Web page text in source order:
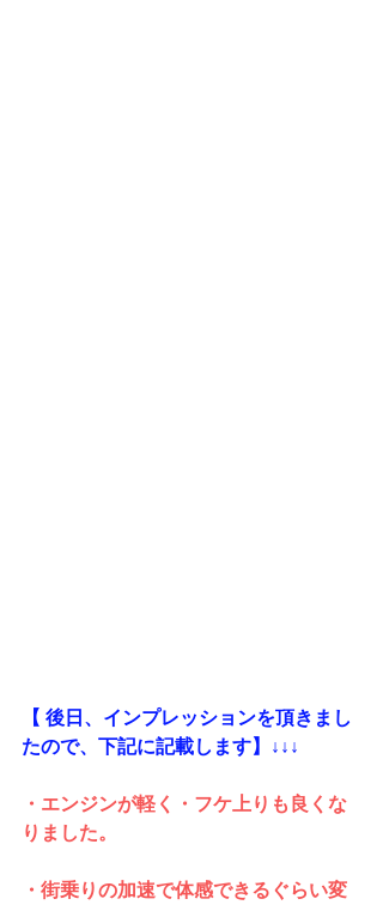
【 後日、インプレッションを頂きまし
たので、下記に記載します】↓↓↓
・エンジンが軽く・フケ上りも良くな
りました。
・街乗りの加速で体感できるぐらい変